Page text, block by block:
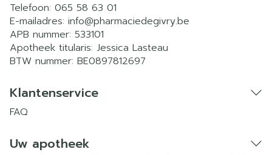
Telefoon: 065 58 63 01
E-mailadres: info@pharmaciedegivry.be
APB nummer: 533101
Apotheek titularis: Jessica Lasteau
BTW nummer: BE0897812697
Klantenservice
FAQ
Uw apotheek